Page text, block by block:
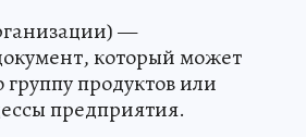
—
который может
группу продуктов или
предприятия.